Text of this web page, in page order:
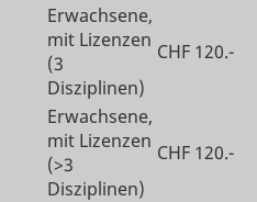
Erwachsene,
mit Lizenzen
(3
Disziplinen)
CHF 120.-
Erwachsene,
mit Lizenzen
(>3
Disziplinen)
CHF 120.-